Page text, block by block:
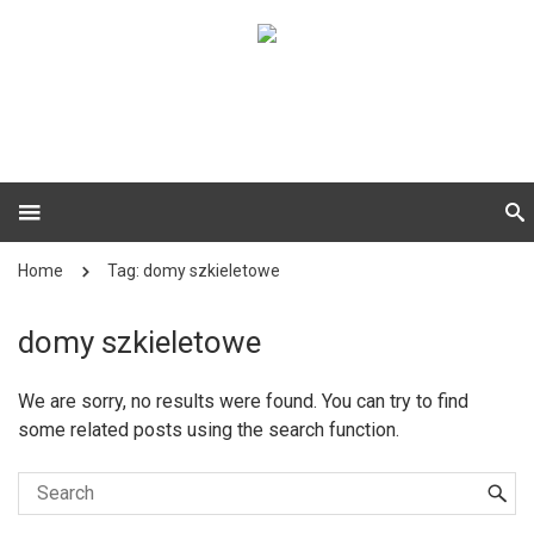
Home Tag: domy szkieletowe
domy szkieletowe
We are sorry, no results were found. You can try to find
some related posts using the search function.